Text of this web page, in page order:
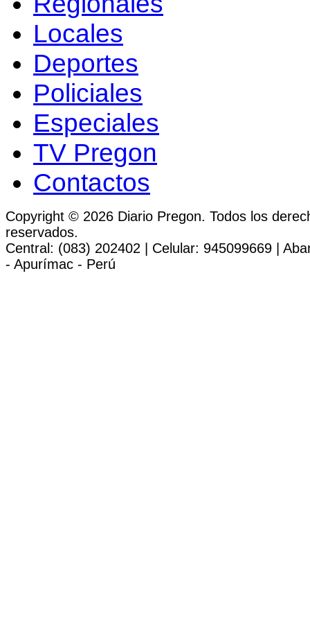
Locales
Deportes
Policiales
Especiales
TV Pregon
Contactos
Copyright © 2026 Diario Pregon. Todos los
reservados.
Central: (083) 202402 | Celular: 945099669 |
- Apurímac - Perú